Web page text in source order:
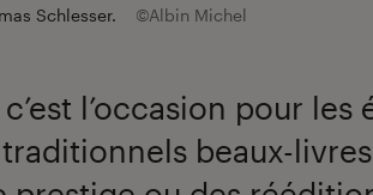
Schlesser. ©Albin Michel
l’occasion pour les
beaux-